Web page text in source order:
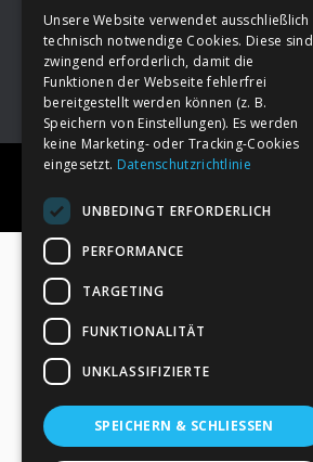
Footer →Deine Spende
Unsere Website verwendet ausschließlich
technisch notwendige Cookies. Diese sind
zwingend erforderlich, damit die
Funktionen der Webseite fehlerfrei
bereitgestellt werden können (z. B.
Speichern von Einstellungen). Es werden
keine Marketing- oder Tracking-Cookies
eingesetzt. Datenschutzrichtlinie
UNBEDINGT ERFORDERLICH
PERFORMANCE
TARGETING
FUNKTIONALITÄT
UNKLASSIFIZIERTE
SPEICHERN & SCHLIESSEN